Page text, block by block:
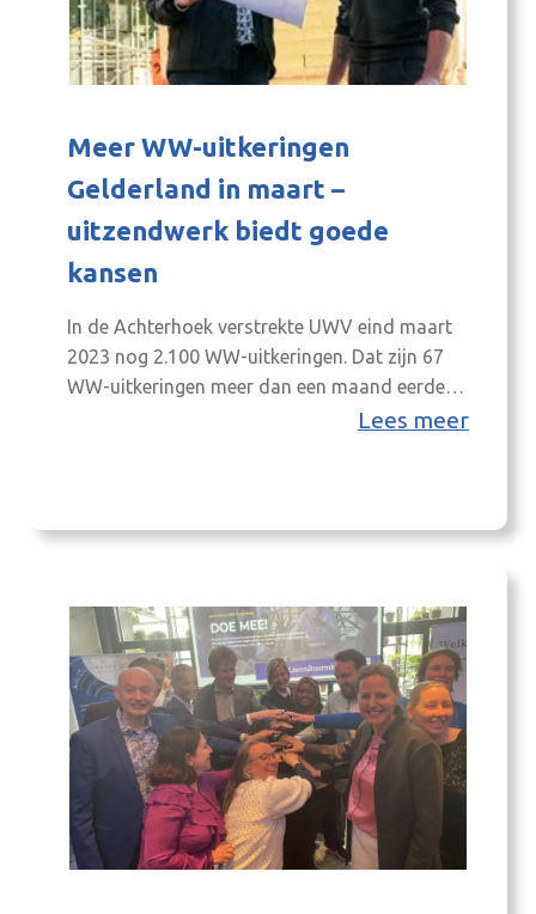
Meer WW-uitkeringen
Gelderland in maart –
uitzendwerk biedt goede
kansen
In de Achterhoek verstrekte UWV eind maart
2023 nog 2.100 WW-uitkeringen. Dat zijn 67
WW-uitkeringen meer dan een maand eerder
en 262 minder dan een jaar eerder. Daarmee is
aantal WW-uitkeringen eind maart…
Lees meer